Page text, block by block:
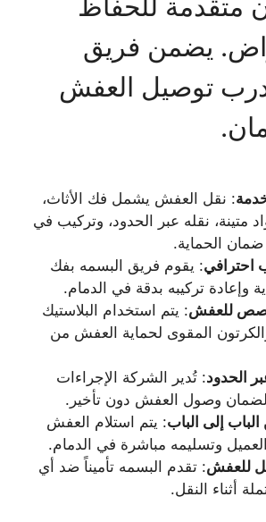
يضمن فريق
توصيل العفش
: نقل العفش يشمل فك الأثاث،
متينة، نقله عبر الحدود، وتركيب في
ضمان الحماية.
احترافي: يقوم فريق البسمه بفك
وإعادة تركيبه بدقة في الدمام.
للعفش: يتم استخدام البلاستيك
المقوى لحماية العفش من
الحدود: تُدير الشركة الإجراءات
لضمان وصول العفش دون تأخير.
إلى الباب: يتم استلام العفش
وتسليمه مباشرة في الدمام.
للعفش: تقدم البسمه تأميناً ضد أي
أثناء النقل.